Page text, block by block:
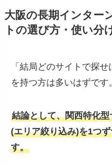
大阪の長期インター
トの選び方・使い分
「結局どのサイトで探
を持つ方は多いはずです
結論として、関西特化
(エリア絞り込み)を1つ
す。